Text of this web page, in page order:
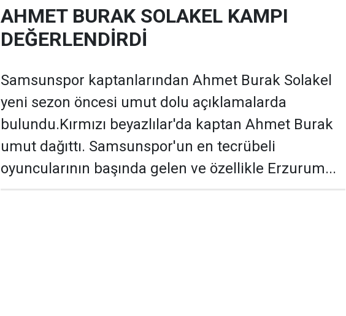
AHMET BURAK SOLAKEL KAMPI
DEĞERLENDİRDİ
Samsunspor kaptanlarından Ahmet Burak Solakel
yeni sezon öncesi umut dolu açıklamalarda
bulundu.Kırmızı beyazlılar'da kaptan Ahmet Burak
umut dağıttı. Samsunspor'un en tecrübeli
oyuncularının başında gelen ve özellikle Erzurum...